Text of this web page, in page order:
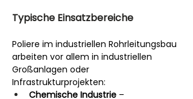
Typische Einsatzbereiche
Poliere im industriellen Rohrleitungsbau
arbeiten vor allem in industriellen
Großanlagen oder
Infrastrukturprojekten:
Chemische Industrie –